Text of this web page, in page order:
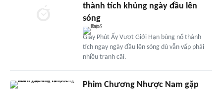
thành tích khủng ngày đầu lên
sóng
Giây Phút Ấy Vượt Giới Hạn bùng nổ thành
tích ngay ngày đầu lên sóng dù vẫn vấp phải
nhiều tranh cãi.
Phim Chương Nhược Nam gặp